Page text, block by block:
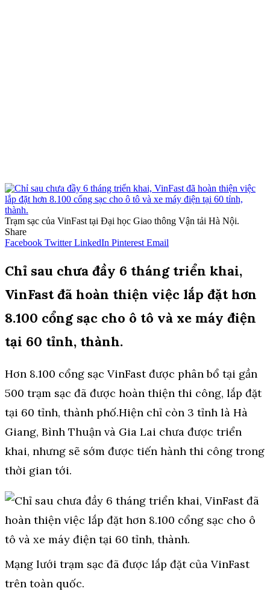
Trạm sạc của VinFast tại Đại học Giao thông Vận tải Hà Nội.
Share
Facebook Twitter LinkedIn Pinterest Email
Chỉ sau chưa đầy 6 tháng triển khai,
VinFast đã hoàn thiện việc lắp đặt hơn
8.100 cổng sạc cho ô tô và xe máy điện
tại 60 tỉnh, thành.
Hơn 8.100 cổng sạc VinFast được phân bổ tại gần
500 trạm sạc đã được hoàn thiện thi công, lắp đặt
tại 60 tỉnh, thành phố.Hiện chỉ còn 3 tỉnh là Hà
Giang, Bình Thuận và Gia Lai chưa được triển
khai, nhưng sẽ sớm được tiến hành thi công trong
thời gian tới.
Mạng lưới trạm sạc đã được lắp đặt của VinFast
trên toàn quốc.